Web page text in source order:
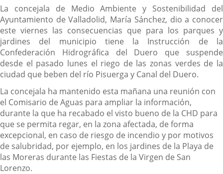
Descripción
La concejala de Medio Ambiente y Sostenibilidad del
Ayuntamiento de Valladolid, María Sánchez, dio a conocer
este viernes las consecuencias que para los parques y
jardines del municipio tiene la Instrucción de la
Confederación Hidrográfica del Duero que suspende
desde el pasado lunes el riego de las zonas verdes de la
ciudad que beben del río Pisuerga y Canal del Duero.
La concejala ha mantenido esta mañana una reunión con
el Comisario de Aguas para ampliar la información,
durante la que ha recabado el visto bueno de la CHD para
que se permita regar, en la zona afectada, de forma
excepcional, en caso de riesgo de incendio y por motivos
de salubridad, por ejemplo, en los jardines de la Playa de
las Moreras durante las Fiestas de la Virgen de San
Lorenzo.